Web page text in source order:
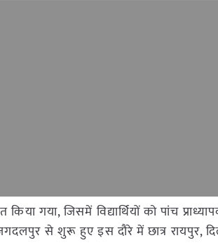
गया, जिसमें विद्यार्थियों को पांच
जगदलपुर से शुरू हुए इस दौरे में छात्र रायपुर,